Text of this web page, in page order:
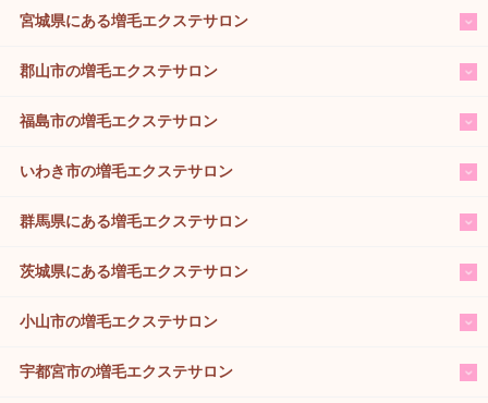
宮城県にある増毛エクステサロン
郡山市の増毛エクステサロン
福島市の増毛エクステサロン
いわき市の増毛エクステサロン
群馬県にある増毛エクステサロン
茨城県にある増毛エクステサロン
小山市の増毛エクステサロン
宇都宮市の増毛エクステサロン